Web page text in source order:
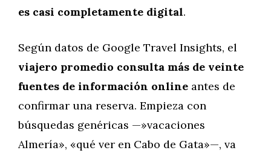
es casi completamente digital.
Según datos de Google Travel Insights, el
viajero promedio consulta más de veinte
fuentes de información online antes de
confirmar una reserva. Empieza con
búsquedas genéricas —»vacaciones
Almería», «qué ver en Cabo de Gata»—, va